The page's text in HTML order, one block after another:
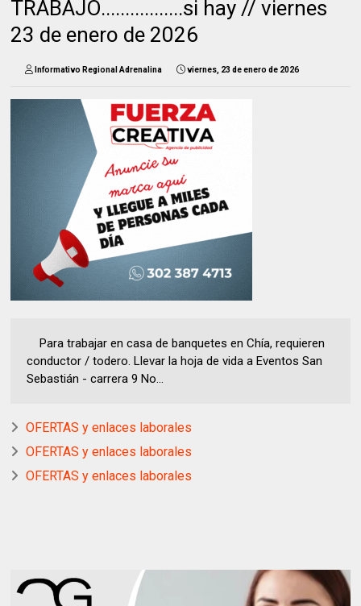
TRABAJO.................si hay // viernes
23 de enero de 2026
Informativo Regional Adrenalina viernes, 23 de enero de 2026
Para trabajar en casa de banquetes en Chía, requieren
conductor / todero. Llevar la hoja de vida a Eventos San
Sebastián - carrera 9 No...
OFERTAS y enlaces laborales
OFERTAS y enlaces laborales
OFERTAS y enlaces laborales